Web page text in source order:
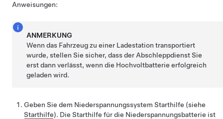
Anweisungen:
ANMERKUNG
Wenn das Fahrzeug zu einer Ladestation transportiert
wurde, stellen Sie sicher, dass der Abschleppdienst Sie
erst dann verlässt, wenn die Hochvoltbatterie erfolgreich
geladen wird.
Geben Sie dem Niederspannungssystem Starthilfe (siehe
Starthilfe). Die Starthilfe für die Niederspannungsbatterie ist